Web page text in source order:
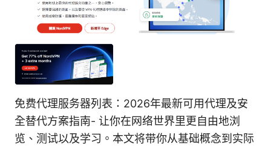
免费代理服务器列表：2026年最新可用代理及安
全替代方案指南- 让你在网络世界里更自由地浏
览、测试以及学习。本文将带你从基础概念到实际